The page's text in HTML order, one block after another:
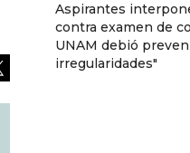
Aspirantes
contra examen de
UNAM debió
irregularidades"